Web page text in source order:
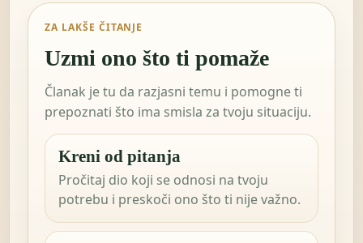
ZA LAKŠE ČITANJE
Uzmi ono što ti pomaže
Članak je tu da razjasni temu i pomogne ti
prepoznati što ima smisla za tvoju situaciju.
Kreni od pitanja
Pročitaj dio koji se odnosi na tvoju
potrebu i preskoči ono što ti nije važno.